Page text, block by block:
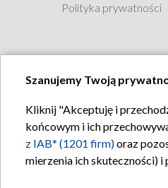
Polityka prywatności
Szanujemy Twoją
Kliknij "Akceptuję i
końcowym i ich
z IAB* (1201 firm)oraz
mierzenia ich skuteczności) i